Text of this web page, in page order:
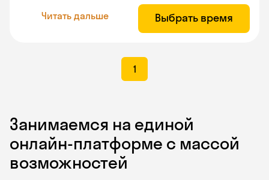
Читать дальше Выбрать время
1
Занимаемся на единой
онлайн-платформе с массой
возможностей